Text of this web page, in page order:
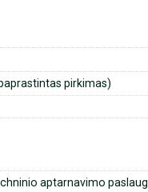
pirkimas)
aptarnavimo